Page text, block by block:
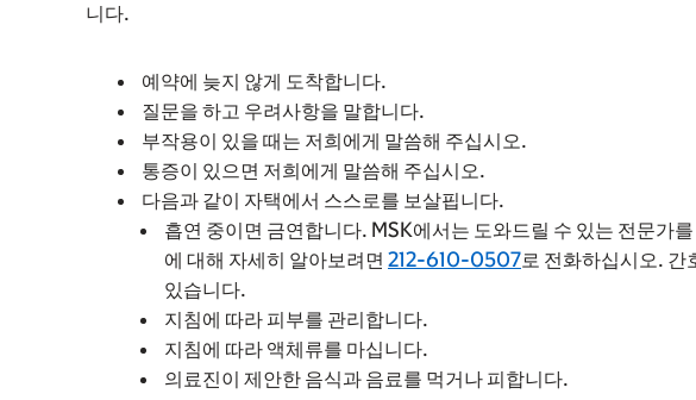
니다.
예약에 늦지 않게 도착합니다.
질문을 하고 우려사항을 말합니다.
부작용이 있을 때는 저희에게 말씀해 주십시오.
통증이 있으면 저희에게 말씀해 주십시오.
다음과 같이 자택에서 스스로를 보살핍니다.
흡연 중이면 금연합니다. MSK에서는 도와드릴 수 있는 전문가
에 대해 자세히 알아보려면 212-610-0507로 전화하십시오. 간
있습니다.
지침에 따라 피부를 관리합니다.
지침에 따라 액체류를 마십니다.
의료진이 제안한 음식과 음료를 먹거나 피합니다.